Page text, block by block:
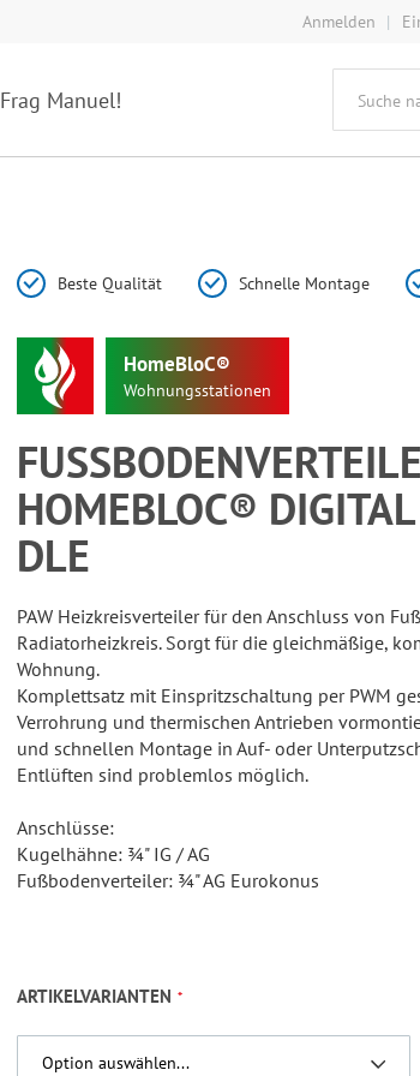
Anmelden
Frag Manuel!
Beste Qualität Schnelle Montage
HomeBloC®
Wohnungsstationen
OMEBLOC® DIGITAL
LE
PAW Heizkreisverteiler für den Anschluss von
Radiatorheizkreis. Sorgt für die gleichmäßige,
Wohnung.
Komplettsatz mit Einspritzschaltung per PWM
Verrohrung und thermischen Antrieben
und schnellen Montage in Auf- oder
Entlüften sind problemlos möglich.
Anschlüsse:
Kugelhähne: ¾" IG / AG
Fußbodenverteiler: ¾" AG Eurokonus
ARTIKELVARIANTEN